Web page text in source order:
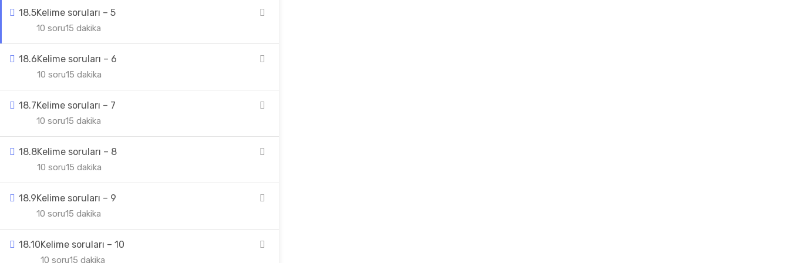
18.5Kelime soruları – 5
15 dakika
10 soru
18.6Kelime soruları – 6
15 dakika
10 soru
18.7Kelime soruları – 7
15 dakika
10 soru
18.8Kelime soruları – 8
15 dakika
10 soru
18.9Kelime soruları – 9
15 dakika
10 soru
18.10Kelime soruları – 10
15 dakika
10 soru